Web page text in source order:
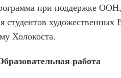
при поддержке ООН,
студентов
Холокоста.
работа